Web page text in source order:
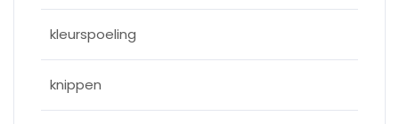
kleurspoeling
knippen